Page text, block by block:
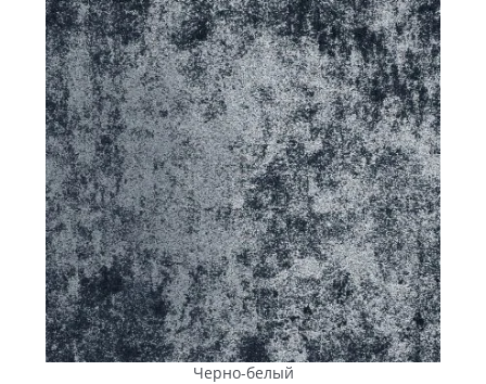
технологии Color Mix. Это открывает архитекторам и
дизайнерам широкие возможности для реализации
любых стилевых задумок.
Каккупить тротуарную
плитку в Первомайске:
практичное решение с
ANYFEM®
Для всех, чья цель —купить тротуарную плитку в
Первомайске: для застройщиков, муниципальных
структур, предпринимателей и частных владельцев
недвижимости, продукциякомпании«ПІК ПК» станет
оптимальным выбором. Вот несколько очевидных
преимуществ:
Черно-белый